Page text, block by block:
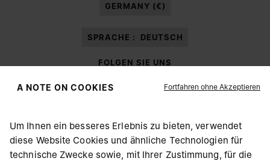
GERMANY (€)
SPRACHE : DEUTSCH
FOLGEN SIE UNS
Maison Margiela MM6
WÄHLEN SIE IHREN AUFENTHALTSORT
A NOTE ON COOKIES Fortfahren ohne Akzeptieren
Um Ihnen ein besseres Erlebnis zu bieten, verwendet
diese Website Cookies und ähnliche Technologien für
technische Zwecke sowie, mit Ihrer Zustimmung, für die